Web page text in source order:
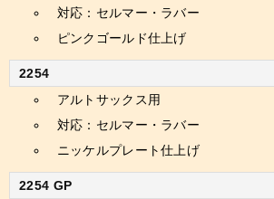
対応：セルマー・ラバー
ピンクゴールド仕上げ
2254
アルトサックス用
対応：セルマー・ラバー
ニッケルプレート仕上げ
2254 GP